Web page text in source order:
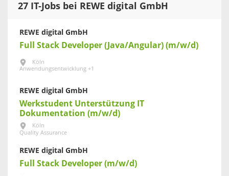
27 IT-Jobs bei REWE digital GmbH
REWE digital GmbH
Full Stack Developer (Java/Angular) (m/w/d)
Köln
Anwendungsentwicklung +1
REWE digital GmbH
Werkstudent Unterstützung IT
Dokumentation (m/w/d)
Köln
Quality Assurance
REWE digital GmbH
Full Stack Developer (m/w/d)